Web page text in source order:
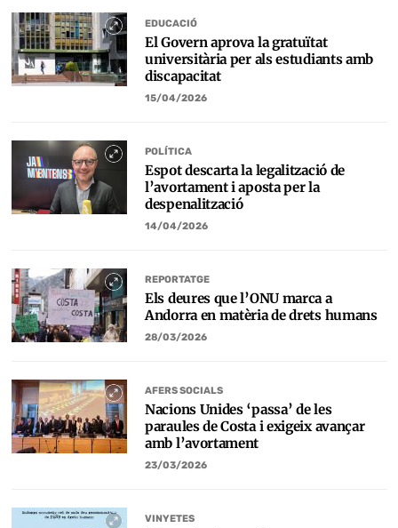
EDUCACIÓ
El Govern aprova la gratuïtat
universitària per als estudiants amb
discapacitat
15/04/2026
POLÍTICA
Espot descarta la legalització de
l’avortament i aposta per la
despenalització
14/04/2026
REPORTATGE
Els deures que l’ONU marca a
Andorra en matèria de drets humans
28/03/2026
AFERS SOCIALS
Nacions Unides ‘passa’ de les
paraules de Costa i exigeix avançar
amb l’avortament
23/03/2026
VINYETES